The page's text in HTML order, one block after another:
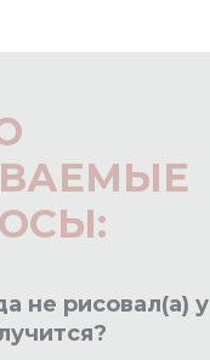
не рисовал(а) у